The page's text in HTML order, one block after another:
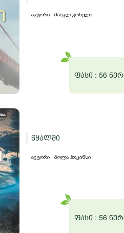
ავტორი : მაიკლ კონელი
ფასი : 56
წყალში
ავტორი : პოლა ჰოკინსი
ფასი : 56